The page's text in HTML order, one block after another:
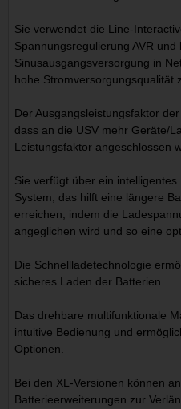
Sie verwendet die Line-
Spannungsregulierung AVR
Sinusausgangsversorgung in
hohe Stromversorgungsqualität
Der Ausgangsleistungsfaktor
dass an die USV mehr Geräte/
Leistungsfaktor angeschlossen
Sie verfügt über ein
System, das hilft eine längere
erreichen, indem die
angeglichen wird und so eine
Die Schnellladetechnologie
sicheres Laden der Batterien.
Das drehbare multifunktionale
intuitive Bedienung und
Optionen.
Bei den XL-Versionen können
Batterieerweiterungen zur